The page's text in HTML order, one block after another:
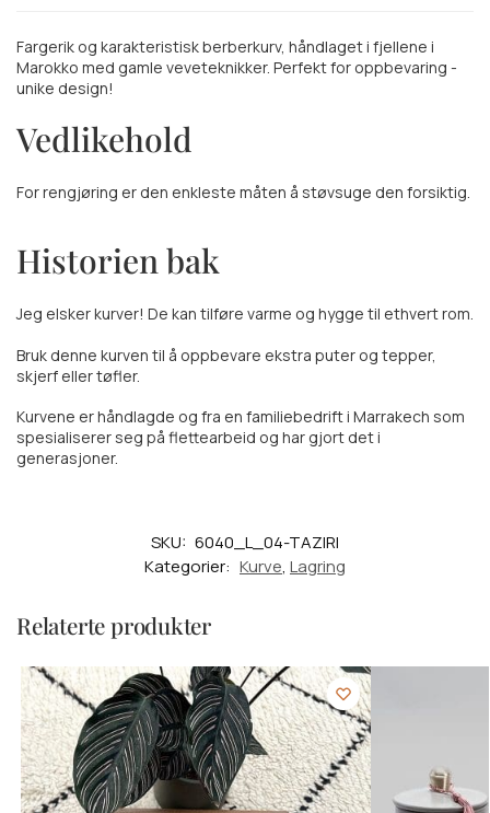
Fargerik og karakteristisk berberkurv, håndlaget i fjellene i
Marokko med gamle veveteknikker. Perfekt for oppbevaring -
unike design!
Vedlikehold
For rengjøring er den enkleste måten å støvsuge den forsiktig.
Historien bak
Jeg elsker kurver! De kan tilføre varme og hygge til ethvert rom.
Bruk denne kurven til å oppbevare ekstra puter og tepper,
skjerf eller tøfler.
Kurvene er håndlagde og fra en familiebedrift i Marrakech som
spesialiserer seg på flettearbeid og har gjort det i
generasjoner.
SKU: 6040_L_04-TAZIRI
Kategorier: Kurve, Lagring
Relaterte produkter